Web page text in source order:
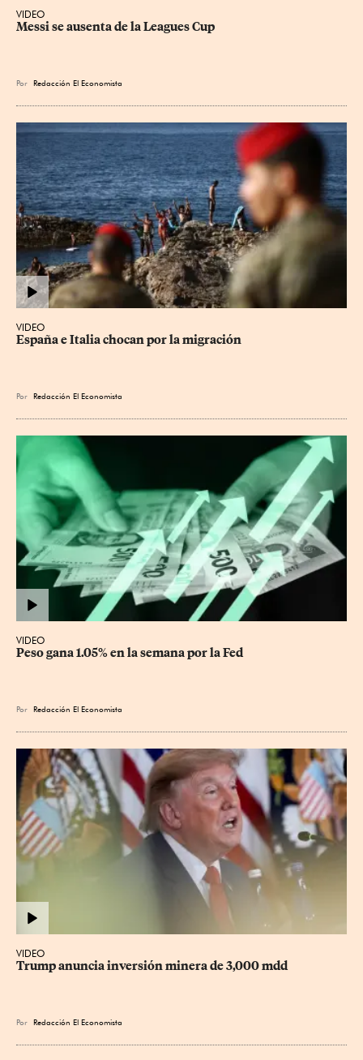
VIDEO
Messi se ausenta de la Leagues Cup
Por Redacción El Economista
VIDEO
España e Italia chocan por la migración
Por Redacción El Economista
VIDEO
Peso gana 1.05% en la semana por la Fed
Por Redacción El Economista
VIDEO
Trump anuncia inversión minera de 3,000 mdd
Por Redacción El Economista